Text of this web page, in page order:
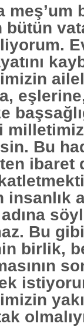
meş’um
Bu
ibaret
insanlık
Bu
birlik,